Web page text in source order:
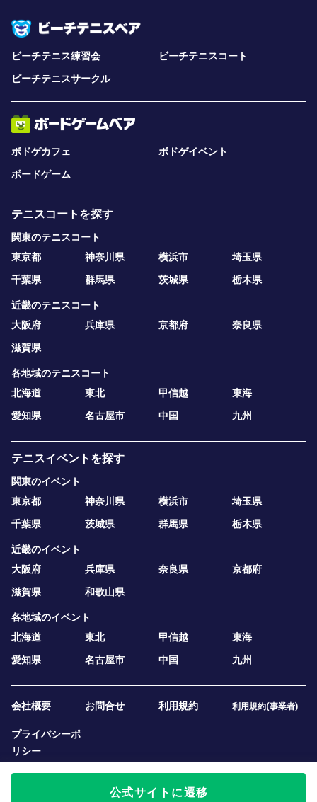
公式サイトに遷移
ビーチテニス練習会
ビーチテニスコート
ビーチテニスサークル
ボドゲカフェ
ボドゲイベント
ボードゲーム
テニスコートを探す
関東のテニスコート
東京都
神奈川県 横浜市
埼玉県
千葉県
群馬県 茨城県 栃木県
近畿のテニスコート
大阪府
兵庫県 京都府
奈良県
滋賀県
各地域のテニスコート
北海道
東北 甲信越
東海
愛知県
名古屋市 中国 九州
テニスイベントを探す
関東のイベント
東京都
神奈川県 横浜市
埼玉県
千葉県
茨城県 群馬県 栃木県
近畿のイベント
大阪府
兵庫県 奈良県
京都府
滋賀県
和歌山県
各地域のイベント
北海道
東北 甲信越
東海
愛知県
名古屋市 中国 九州
会社概要 お問合せ 利用規約 利用規約(事業者)
プライバシーポ
リシー